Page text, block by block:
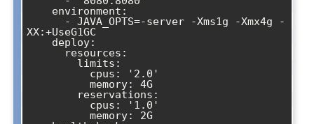
XX:+UseG1GC